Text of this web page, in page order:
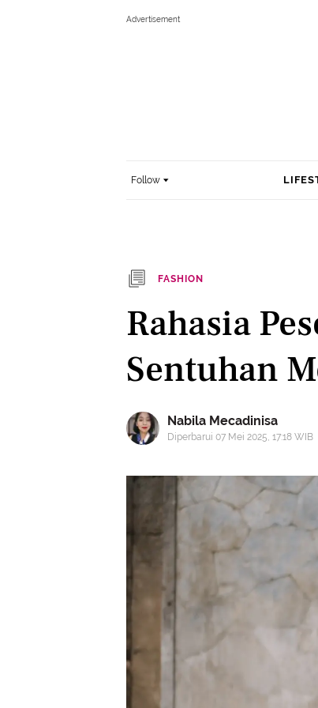
Follow
FASHION
Rahasia
Sentuhan
Nabila Mecadinisa
Diperbarui 07 Mei 2025, 17:18 WIB